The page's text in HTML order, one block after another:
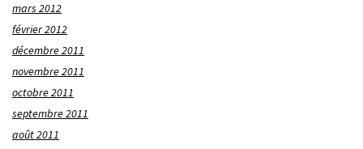
mars 2012
février 2012
décembre 2011
novembre 2011
octobre 2011
septembre 2011
août 2011